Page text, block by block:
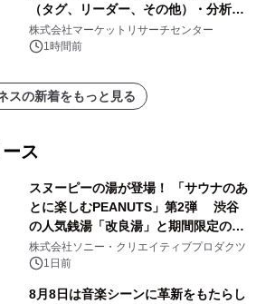
（タグ、リーダー、その他）・分析レ
ポートを発表
株式会社マーケットリサーチセンター
1時間前
スの新着をもっと見る
ス
スヌーピーの湯が登場！ 「サウナのあ
とに楽しむPEANUTS」第2弾 渋谷
の人気銭湯「改良湯」と期間限定のコ
ラボレーション サウナイキタイコラ
ボグッズも発売決定！
株式会社ソニー・クリエイティブプロダクツ
1日前
8月8日は音楽シーンに革新をもたらし